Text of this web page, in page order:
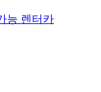
능 렌터카